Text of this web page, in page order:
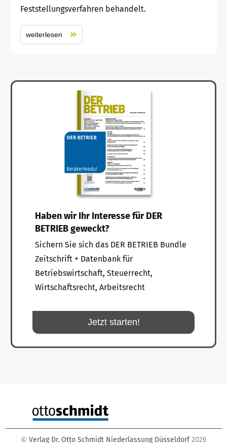
Feststellungsverfahren behandelt.
weiterlesen
Haben wir Ihr Interesse für DER
BETRIEB geweckt?
Sichern Sie sich das DER BETRIEB Bundle
Zeitschrift + Datenbank für
Betriebswirtschaft, Steuerrecht,
Wirtschaftsrecht, Arbeitsrecht
Jetzt starten!
© Verlag Dr. Otto Schmidt Niederlassung Düsseldorf 2026